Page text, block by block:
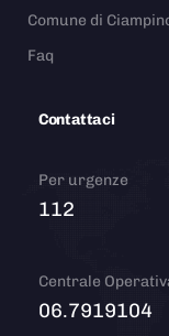
Comune di
Faq
Contattaci
Per urgenze
112
Centrale
06.7919104